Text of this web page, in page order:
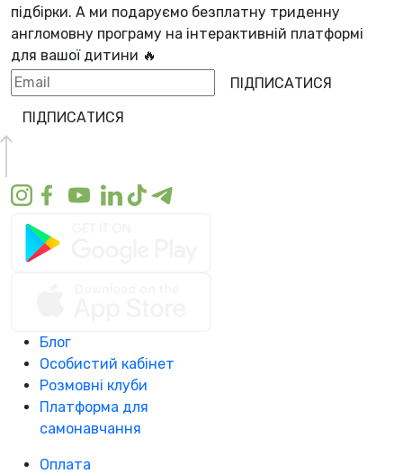
підбірки. А ми подаруємо безплатну триденну
англомовну програму на інтерактивній платформі
для вашої дитини 🔥
ПІДПИСАТИСЯ
ПІДПИСАТИСЯ
Блог
Особистий кабінет
Розмовні клуби
Платформа для
самонавчання
Оплата